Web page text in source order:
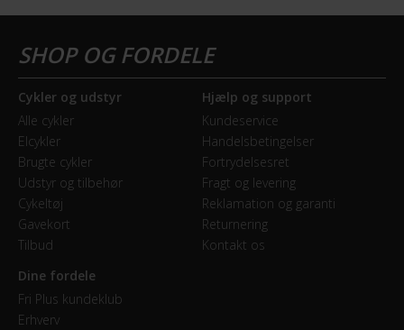
Cykler og udstyr
Alle cykler
Elcykler
Brugte cykler
Udstyr og tilbehør
Cykeltøj
Gavekort
Tilbud
Hjælp og support
Kundeservice
Handelsbetingelser
Fortrydelsesret
Fragt og levering
Reklamation og garanti
Returnering
Kontakt os
Dine fordele
Fri Plus kundeklub
Erhverv